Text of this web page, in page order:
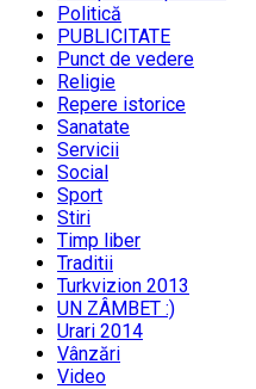
Politică
PUBLICITATE
Punct de vedere
Religie
Repere istorice
Sanatate
Servicii
Social
Sport
Stiri
Timp liber
Traditii
Turkvizion 2013
UN ZÂMBET :)
Urari 2014
Vânzări
Video